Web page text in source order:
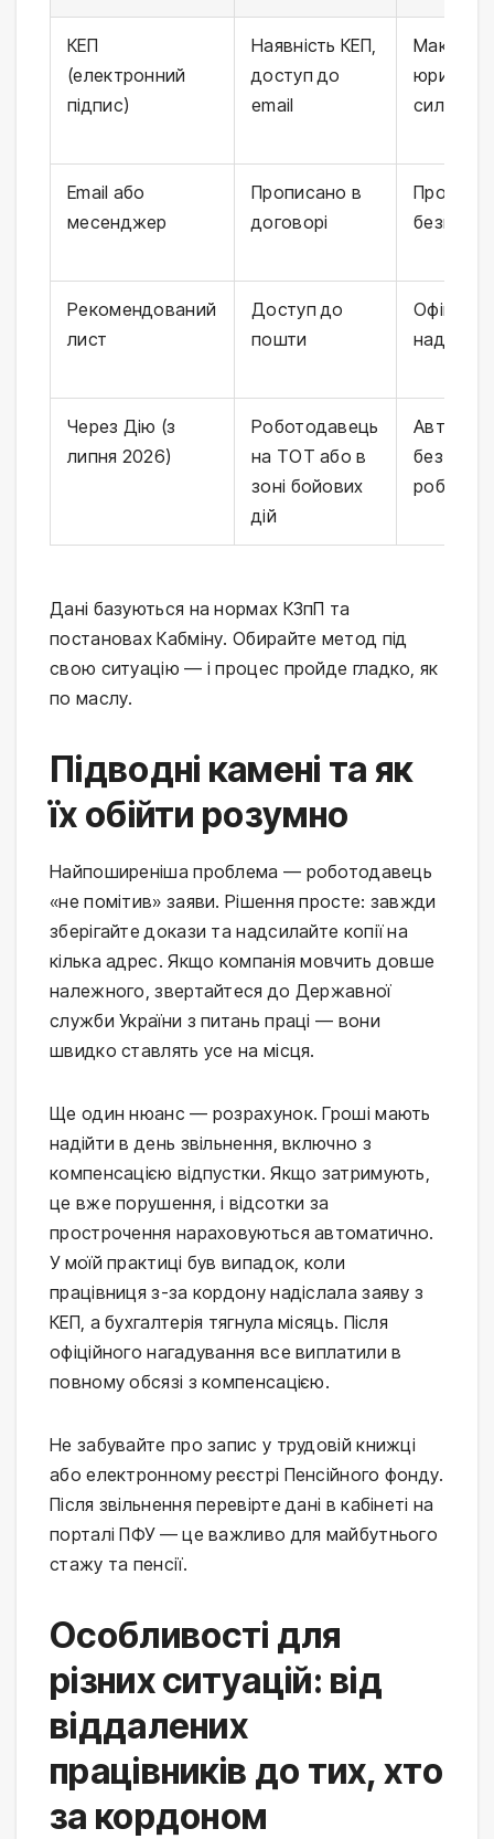
КЕП
(електронний
підпис)
Наявність КЕП,
доступ до
email
сила,
Email або
месенджер
Прописано в
договорі
Просто і
Рекомендований
лист
Доступ до
пошти
Офіційно
надійно
Через Дію (з
липня 2026)
Роботодавець
на ТОТ або в
зоні бойових
дій
без
Дані базуються на нормах КЗпП та
постановах Кабміну. Обирайте метод під
свою ситуацію — і процес пройде гладко, як
по маслу.
Підводні камені та як
їх обійти розумно
Найпоширеніша проблема — роботодавець
«не помітив» заяви. Рішення просте: завжди
зберігайте докази та надсилайте копії на
кілька адрес. Якщо компанія мовчить довше
належного, звертайтеся до Державної
служби України з питань праці — вони
швидко ставлять усе на місця.
Ще один нюанс — розрахунок. Гроші мають
надійти в день звільнення, включно з
компенсацією відпустки. Якщо затримують,
це вже порушення, і відсотки за
прострочення нараховуються автоматично.
У моїй практиці був випадок, коли
працівниця з-за кордону надіслала заяву з
КЕП, а бухгалтерія тягнула місяць. Після
офіційного нагадування все виплатили в
повному обсязі з компенсацією.
Не забувайте про запис у трудовій книжці
або електронному реєстрі Пенсійного фонду.
Після звільнення перевірте дані в кабінеті на
порталі ПФУ — це важливо для майбутнього
стажу та пенсії.
Особливості для
різних ситуацій: від
віддалених
працівників до тих, хто
за кордоном